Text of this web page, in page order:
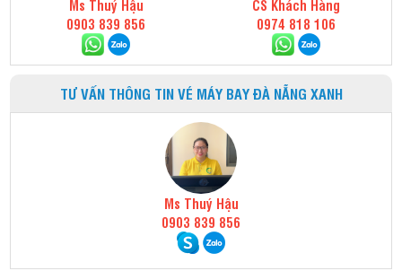
Ms Thuý Hậu
0903 839 856
CS Khách Hàng
0974 818 106
TƯ VẤN THÔNG TIN VÉ MÁY BAY ĐÀ NẴNG XANH
Ms Thuý Hậu
0903 839 856